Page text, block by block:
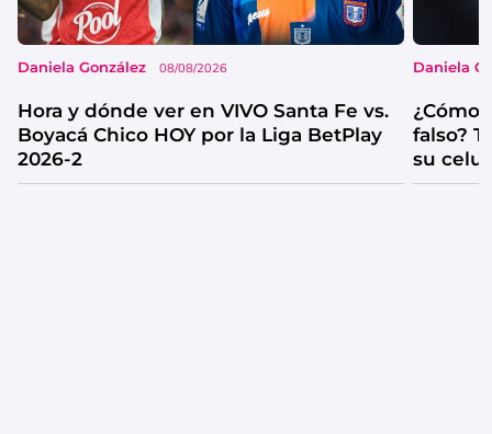
Daniela González 08/08/2026
Hora y dónde ver en VIVO Santa Fe vs.
Boyacá Chico HOY por la Liga BetPlay
2026-2
Daniela
¿Cómo
falso?
su